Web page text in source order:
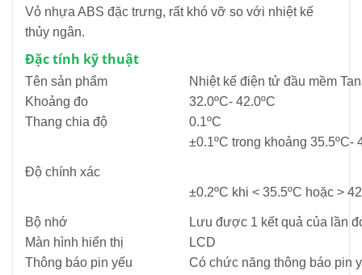
Vỏ nhựa ABS đặc trưng, rất khó vỡ so với nhiệt kế
thủy ngân.
Đặc tính kỹ thuật
Tên sản phẩm
Nhiệt kế điện tử đầu mềm
Khoảng đo
32.0ºC- 42.0ºC
Thang chia độ
0.1ºC
Độ chính xác
±0.1ºC trong khoảng 35.5ºC-
±0.2ºC khi < 35.5ºC hoặc >
Bộ nhớ
Lưu được 1 kết quả của lần
Màn hình hiển thị
LCD
Thông báo pin yếu
Có chức năng thông báo pin